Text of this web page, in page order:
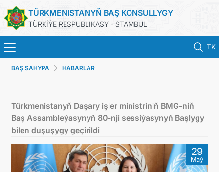
TÜRKMENISTANYŇ BAŞ KONSULLYGY
TÜRKİÝE RESPUBLIKASY - STAMBUL
TK
BAŞ SAHYPA
TÜRKMENISTAN
KONSULLYK ÜÇIN NOBAT
BAŞ SAHYPA HABARLAR
Türkmenistanyň Daşary işler ministriniň BMG-niň
Baş Assambleýasynyň 80-nji sessiýasynyň Başlygy
bilen duşuşygy geçirildi
29
Maý